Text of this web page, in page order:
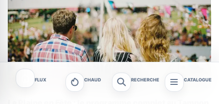
FLUX CHAUD RECHERCHE CATALOGUE